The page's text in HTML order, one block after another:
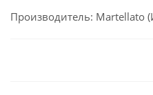
Производитель: Martellato